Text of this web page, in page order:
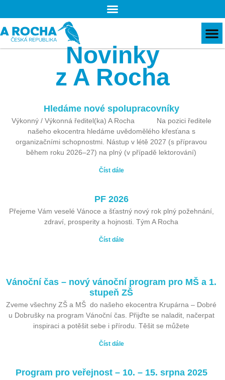
Novinky
z A Rocha
Hledáme nové spolupracovníky
Výkonný / Výkonná ředitel(ka) A Rocha Na pozici ředitele
našeho ekocentra hledáme uvědomělého křesťana s
organizačními schopnostmi. Nástup v létě 2027 (s přípravou
během roku 2026–27) na plný (v případě lektorování)
Číst dále
PF 2026
Přejeme Vám veselé Vánoce a šťastný nový rok plný požehnání,
zdraví, prosperity a hojnosti. Tým A Rocha
Číst dále
Vánoční čas – nový vánoční program pro MŠ a 1.
stupeň ZŠ
Zveme všechny ZŠ a MŠ do našeho ekocentra Krupárna – Dobré
u Dobrušky na program Vánoční čas. Přijďte se naladit, načerpat
inspiraci a potěšit sebe i přírodu. Těšit se můžete
Číst dále
Program pro veřejnost – 10. – 15. srpna 2025